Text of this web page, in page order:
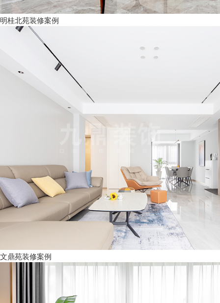
明桂北苑装修案例
文鼎苑装修案例